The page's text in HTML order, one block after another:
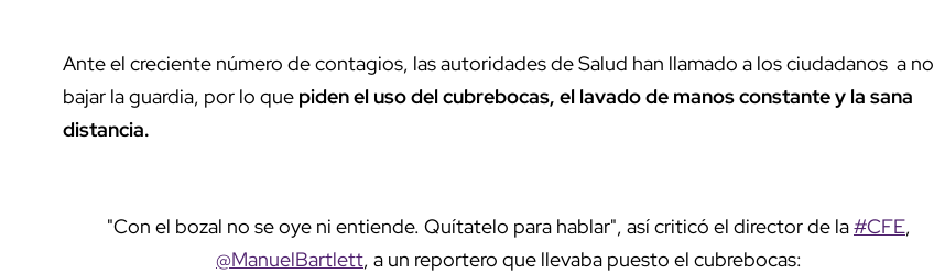
Ante el creciente número de contagios, las autoridades de Salud han llamado a los ciudadanos a no
bajar la guardia, por lo que piden el uso del cubrebocas, el lavado de manos constante y la sana
distancia.
"Con el bozal no se oye ni entiende. Quítatelo para hablar", así criticó el director de la#CFE,
@ManuelBartlett, a un reportero que llevaba puesto el cubrebocas: